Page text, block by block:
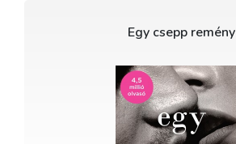
Egy csepp remény